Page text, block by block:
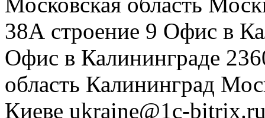
38А строение 9 Офис в
Офис в Калининграде
область Калининград
Киеве ukraine@1c-